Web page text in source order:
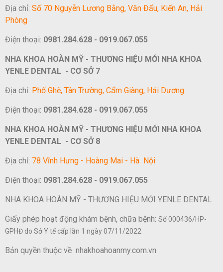
Địa chỉ: Số 70 Nguyễn Lương Bằng, Văn Đẩu, Kiến An, Hải
Phòng
Điện thoại: 0981.284.628 - 0919.067.055
NHA KHOA HOÀN MỸ - THƯƠNG HIỆU MỚI NHA KHOA
YENLE DENTAL - CƠ SỞ 7
Địa chỉ: Phố Ghẽ, Tân Trường, Cẩm Giàng, Hải Dương
Điện thoại: 0981.284.628 - 0919.067.055
NHA KHOA HOÀN MỸ - THƯƠNG HIỆU MỚI NHA KHOA
YENLE DENTAL - CƠ SỞ 8
Địa chỉ: 78 Vĩnh Hưng - Hoàng Mai - Hà Nội
Điện thoại: 0981.284.628 - 0919.067.055
NHA KHOA HOÀN MỸ - THƯƠNG HIỆU MỚI YENLE DENTAL
Giấy phép hoạt động khám bệnh, chữa bệnh: Số 000436/HP-
GPHĐ do Sở Y tế cấp lần 1 ngày 07/11/2022
Bản quyền thuộc về nhakhoahoanmy.com.vn